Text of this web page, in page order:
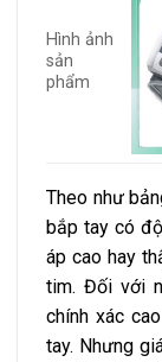
Hình ảnh
sản
phẩm
Theo như
bắp tay có
áp cao hay
tim. Đối với
chính xác
tay. Nhưng